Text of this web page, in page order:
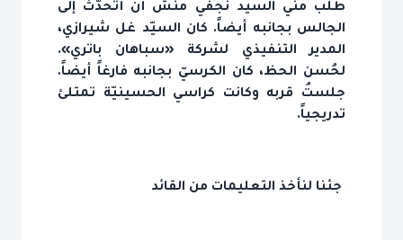
طلب مني السيد نجفي منش أن أتحدّث إلى
الجالس بجانبه أيضاً. كان السيّد غل شيرازي،
المدير التنفيذي لشركة «سباهان باتري».
لحُسن الحظ، كان الكرسيّ بجانبه فارغاً أيضاً.
جلستُ قربه وكانت كراسي الحسينيّة تمتلئ
تدريجياً.
جئنا لنأخذ التعليمات من القائد